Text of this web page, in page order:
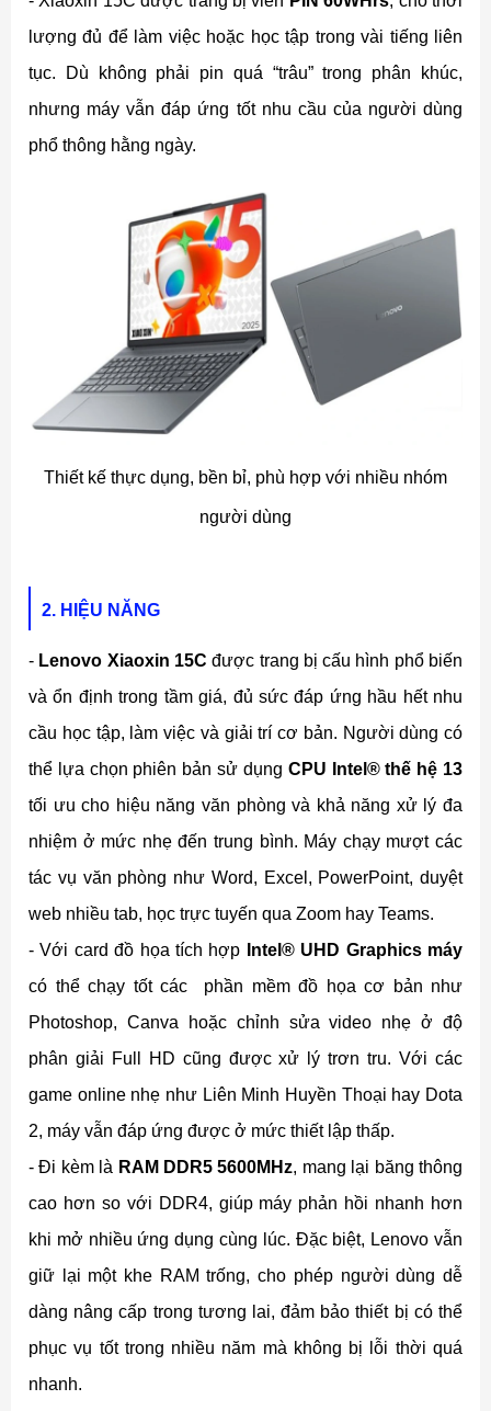
lượng đủ để làm việc hoặc học tập trong vài tiếng liên
tục. Dù không phải pin quá “trâu” trong phân khúc,
nhưng máy vẫn đáp ứng tốt nhu cầu của người dùng
phổ thông hằng ngày.
Thiết kế thực dụng, bền bỉ, phù hợp với nhiều nhóm
người dùng
2. HIỆU NĂNG
- Lenovo Xiaoxin 15C được trang bị cấu hình phổ biến
và ổn định trong tầm giá, đủ sức đáp ứng hầu hết nhu
cầu học tập, làm việc và giải trí cơ bản. Người dùng có
thể lựa chọn phiên bản sử dụng CPU Intel® thế hệ 13
tối ưu cho hiệu năng văn phòng và khả năng xử lý đa
nhiệm ở mức nhẹ đến trung bình. Máy chạy mượt các
tác vụ văn phòng như Word, Excel, PowerPoint, duyệt
web nhiều tab, học trực tuyến qua Zoom hay Teams.
- Với card đồ họa tích hợp
Intel® UHD Graphics máy
có thể chạy tốt các phần mềm đồ họa cơ bản như
Photoshop, Canva hoặc chỉnh sửa video nhẹ ở độ
phân giải Full HD cũng được xử lý trơn tru. Với các
game online nhẹ như Liên Minh Huyền Thoại hay Dota
2, máy vẫn đáp ứng được ở mức thiết lập thấp.
- Đi kèm là RAM DDR5 5600MHz, mang lại băng thông
cao hơn so với DDR4, giúp máy phản hồi nhanh hơn
khi mở nhiều ứng dụng cùng lúc. Đặc biệt, Lenovo vẫn
giữ lại một khe RAM trống, cho phép người dùng dễ
dàng nâng cấp trong tương lai, đảm bảo thiết bị có thể
phục vụ tốt trong nhiều năm mà không bị lỗi thời quá
nhanh.